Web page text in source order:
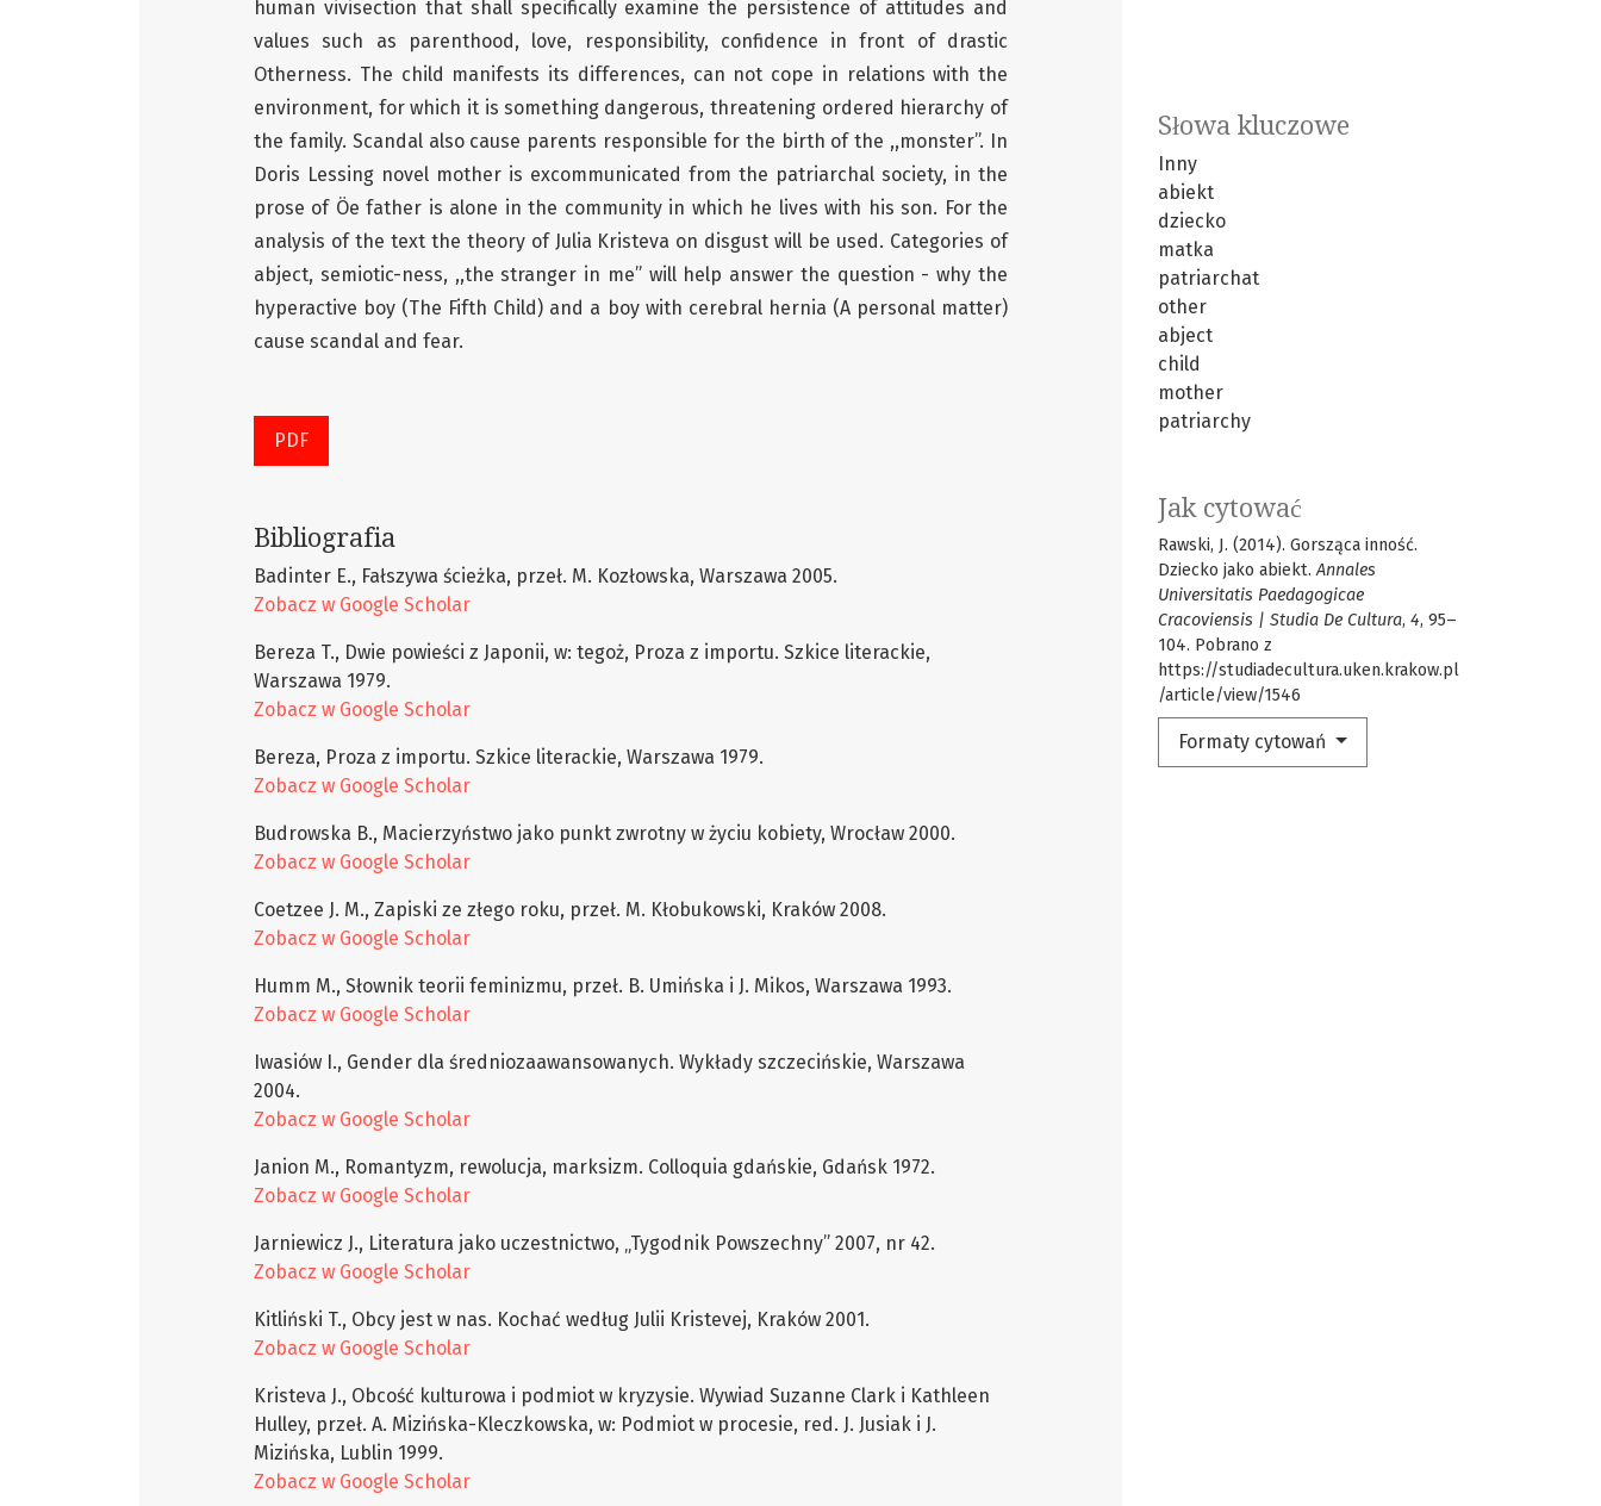
Słowa kluczowe
Inny
abiekt
dziecko
matka
patriarchat
other
abject
child
mother
patriarchy
Jak cytować
Rawski, J. (2014). Gorsząca inność.
Dziecko jako abiekt.Annales
Universitatis Paedagogicae
Cracoviensis | Studia De Cultura, 4, 95–
104. Pobrano z
https://studiadecultura.uken.krakow.pl
/article/view/1546
Formaty cytowań
human vivisection that shall specifically examine the persistence of attitudes and
values such as parenthood, love, responsibility, confidence in front of drastic
Otherness. The child manifests its differences, can not cope in relations with the
environment, for which it is something dangerous, threatening ordered hierarchy of
the family. Scandal also cause parents responsible for the birth of the ,,monster”. In
Doris Lessing novel mother is excommunicated from the patriarchal society, in the
prose of Öe father is alone in the community in which he lives with his son. For the
analysis of the text the theory of Julia Kristeva on disgust will be used. Categories of
abject, semiotic-ness, ,,the stranger in me” will help answer the question - why the
hyperactive boy (The Fifth Child) and a boy with cerebral hernia (A personal matter)
cause scandal and fear.
PDF
Bibliografia
Badinter E., Fałszywa ścieżka, przeł. M. Kozłowska, Warszawa 2005.
Zobacz w Google Scholar
Bereza T., Dwie powieści z Japonii, w: tegoż, Proza z importu. Szkice literackie,
Warszawa 1979.
Zobacz w Google Scholar
Bereza, Proza z importu. Szkice literackie, Warszawa 1979.
Zobacz w Google Scholar
Budrowska B., Macierzyństwo jako punkt zwrotny w życiu kobiety, Wrocław 2000.
Zobacz w Google Scholar
Coetzee J. M., Zapiski ze złego roku, przeł. M. Kłobukowski, Kraków 2008.
Zobacz w Google Scholar
Humm M., Słownik teorii feminizmu, przeł. B. Umińska i J. Mikos, Warszawa 1993.
Zobacz w Google Scholar
Iwasiów I., Gender dla średniozaawansowanych. Wykłady szczecińskie, Warszawa
2004.
Zobacz w Google Scholar
Janion M., Romantyzm, rewolucja, marksizm. Colloquia gdańskie, Gdańsk 1972.
Zobacz w Google Scholar
Jarniewicz J., Literatura jako uczestnictwo, „Tygodnik Powszechny” 2007, nr 42.
Zobacz w Google Scholar
Kitliński T., Obcy jest w nas. Kochać według Julii Kristevej, Kraków 2001.
Zobacz w Google Scholar
Kristeva J., Obcość kulturowa i podmiot w kryzysie. Wywiad Suzanne Clark i Kathleen
Hulley, przeł. A. Mizińska-Kleczkowska, w: Podmiot w procesie, red. J. Jusiak i J.
Mizińska, Lublin 1999.
Zobacz w Google Scholar